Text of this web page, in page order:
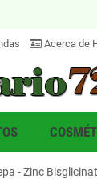
Acerca de
- Zinc